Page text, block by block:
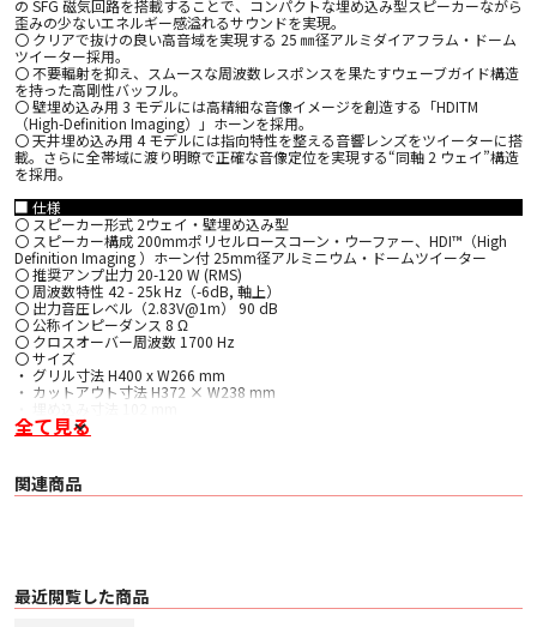
の SFG 磁気回路を搭載することで、コンパクトな埋め込み型スピーカーながら
歪みの少ないエネルギー感溢れるサウンドを実現。
〇 クリアで抜けの良い高音域を実現する 25 ㎜径アルミダイアフラム・ドーム
ツイーター採用。
〇 不要輻射を抑え、スムースな周波数レスポンスを果たすウェーブガイド構造
を持った高剛性バッフル。
〇 壁埋め込み用 3 モデルには高精細な音像イメージを創造する「HDITM
（High-Definition Imaging）」ホーンを採用。
〇 天井埋め込み用 4 モデルには指向特性を整える音響レンズをツイーターに搭
載。さらに全帯域に渡り明瞭で正確な音像定位を実現する“同軸 2 ウェイ”構造
を採用。
■ 仕様
〇 スピーカー形式 2ウェイ・壁埋め込み型
〇 スピーカー構成 200mmポリセルロースコーン・ウーファー、HDI™（High
Definition Imaging ）ホーン付 25mm径アルミニウム・ドームツイーター
〇 推奨アンプ出力 20-120 W (RMS)
〇 周波数特性 42 - 25k Hz（-6dB, 軸上）
〇 出力音圧レベル（2.83V@1m） 90 dB
〇 公称インピーダンス 8 Ω
〇 クロスオーバー周波数 1700 Hz
〇 サイズ
・ グリル寸法 H400 x W266 mm
・ カットアウト寸法 H372 × W238 mm
・ 重量 2.8 kg（グリル含まず）
〇 同梱品
クスタートガイド（英語）
全て見る
関連商品
最近閲覧した商品